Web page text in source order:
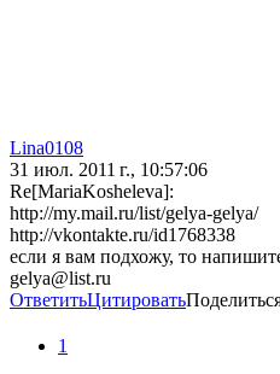
Lina0108
31 июл. 2011 г., 10:57:06
Re[MariaKosheleva]:
http://my.mail.ru/list/gelya-gelya/
http://vkontakte.ru/id1768338
если я вам подхожу, то
gelya@list.ru
ОтветитьЦитировать
1